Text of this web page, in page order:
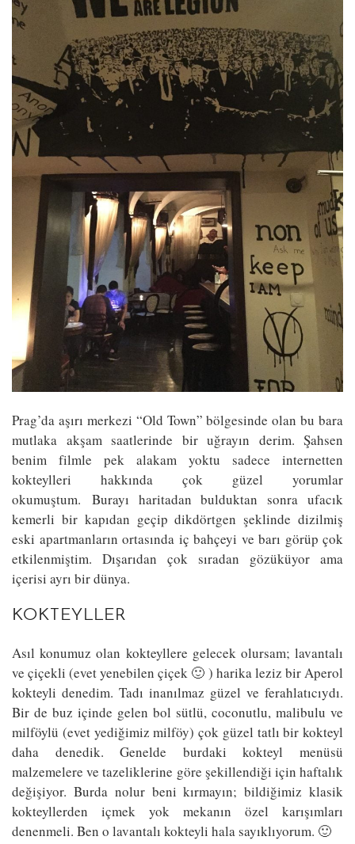
Prag’da aşırı merkezi “Old Town” bölgesinde olan bu bara
mutlaka akşam saatlerinde bir uğrayın derim. Şahsen
benim filmle pek alakam yoktu sadece internetten
kokteylleri hakkında çok güzel yorumlar
okumuştum. Burayı haritadan bulduktan sonra ufacık
kemerli bir kapıdan geçip dikdörtgen şeklinde dizilmiş
eski apartmanların ortasında iç bahçeyi ve barı görüp çok
etkilenmiştim. Dışarıdan çok sıradan gözüküyor ama
içerisi ayrı bir dünya.
KOKTEYLLER
Asıl konumuz olan kokteyllere gelecek olursam; lavantalı
ve çiçekli (evet yenebilen çiçek 🙂 ) harika leziz bir Aperol
kokteyli denedim. Tadı inanılmaz güzel ve ferahlatıcıydı.
Bir de buz içinde gelen bol sütlü, coconutlu, malibulu ve
milföylü (evet yediğimiz milföy) çok güzel tatlı bir kokteyl
daha denedik. Genelde burdaki kokteyl menüsü
malzemelere ve tazeliklerine göre şekillendiği için haftalık
değişiyor. Burda nolur beni kırmayın; bildiğimiz klasik
kokteyllerden içmek yok mekanın özel karışımları
denenmeli. Ben o lavantalı kokteyli hala sayıklıyorum. 🙂